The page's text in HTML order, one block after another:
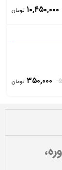
۱۰,۴۵۰,۰۰۰ تومان
۳۵۰,۰۰۰ تومان